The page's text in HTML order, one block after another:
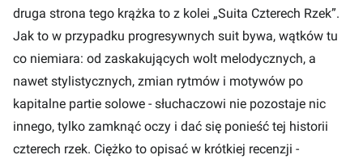
druga strona tego krążka to z kolei „Suita Czterech Rzek”.
Jak to w przypadku progresywnych suit bywa, wątków tu
co niemiara: od zaskakujących wolt melodycznych, a
nawet stylistycznych, zmian rytmów i motywów po
kapitalne partie solowe - słuchaczowi nie pozostaje nic
innego, tylko zamknąć oczy i dać się ponieść tej historii
czterech rzek. Ciężko to opisać w krótkiej recenzji -